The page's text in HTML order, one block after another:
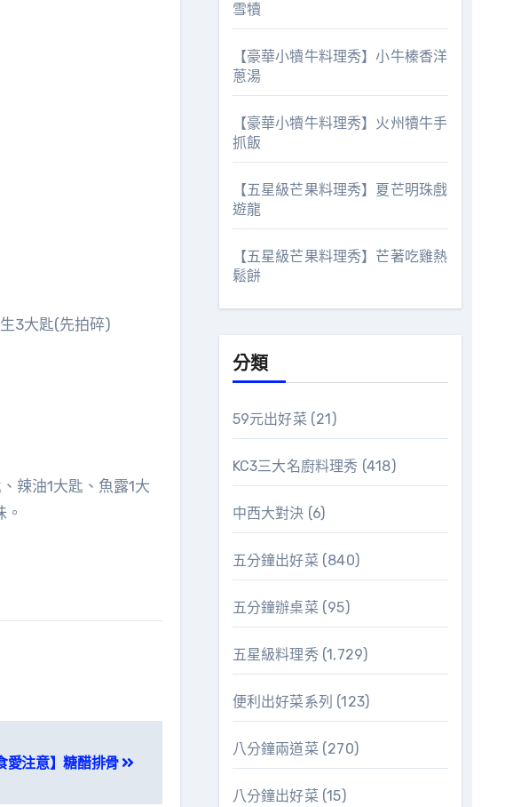
3大匙(先拍碎)
辣油1大匙、魚露1大
愛注意】糖醋排骨
雪犢
【豪華小犢牛料理秀】小牛榛香洋
蔥湯
【豪華小犢牛料理秀】火州犢牛手
抓飯
【五星級芒果料理秀】夏芒明珠戲
遊龍
【五星級芒果料理秀】芒著吃雞熱
鬆餅
分類
59元出好菜 (21)
KC3三大名廚料理秀 (418)
中西大對決 (6)
五分鐘出好菜 (840)
五分鐘辦桌菜 (95)
五星級料理秀(1,729)
便利出好菜系列 (123)
八分鐘兩道菜 (270)
八分鐘出好菜 (15)